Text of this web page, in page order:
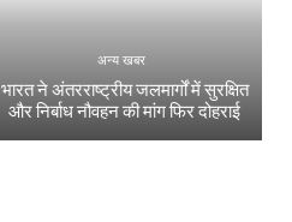
अन्य खबर
भारत ने अंतरराष्ट्रीय जलमार्गों में सुरक्षित
और निर्बाध नौवहन की मांग फिर दोहराई